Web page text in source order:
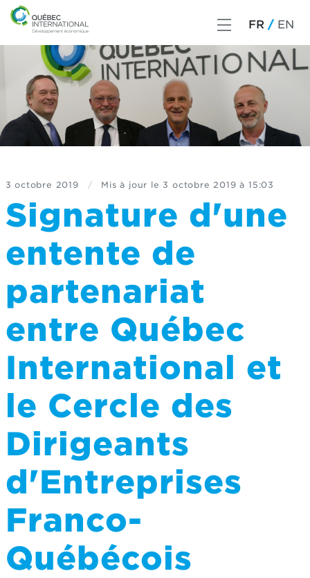
FR EN
3 octobre 2019 / Mis à jour le 3 octobre 2019 à 15:03
Signature d'une
entente de
partenariat
entre Québec
International et
le Cercle des
Dirigeants
d'Entreprises
Franco-
Québécois